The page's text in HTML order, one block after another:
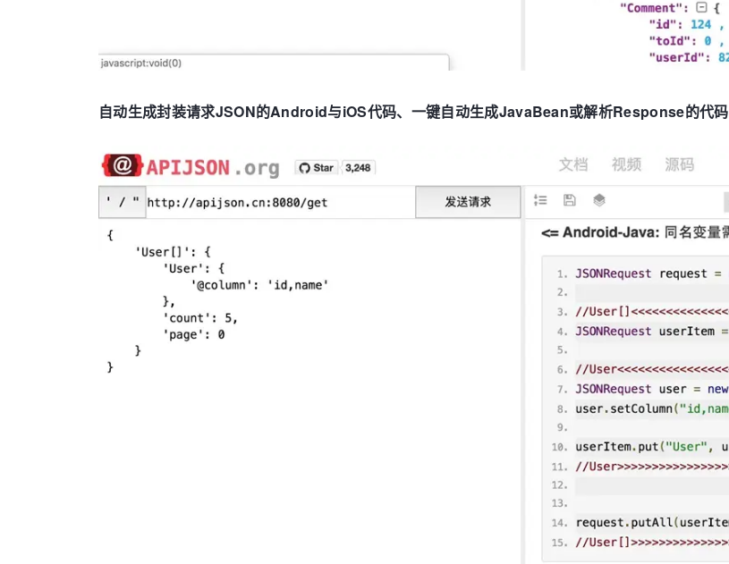
自动生成封装请求JSON的Android与iOS代码、一键自动生成JavaBean或解析Response的代码